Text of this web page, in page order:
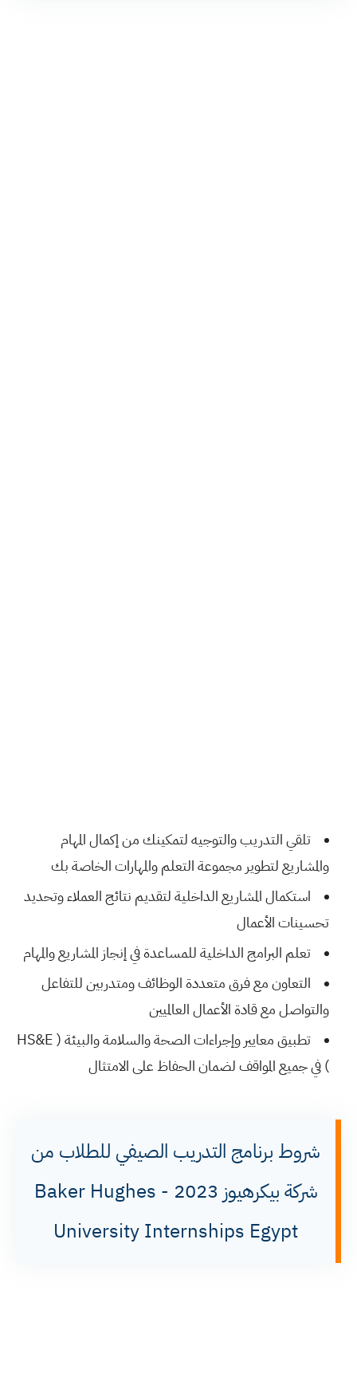
تلقي التدريب والتوجيه لتمكينك من إكمال المهام
والمشاريع لتطوير مجموعة التعلم والمهارات الخاصة بك
استكمال المشاريع الداخلية لتقديم نتائج العملاء وتحديد
تحسينات الأعمال
تعلم البرامج الداخلية للمساعدة في إنجاز المشاريع والمهام
التعاون مع فرق متعددة الوظائف ومتدربين للتفاعل
والتواصل مع قادة الأعمال العالميين
تطبيق معايير وإجراءات الصحة والسلامة والبيئة ( HS&E
) في جميع المواقف لضمان الحفاظ على الامتثال
شروط برنامج التدريب الصيفي للطلاب من
شركة بيكرهيوز 2023 - Baker Hughes
University Internships Egypt